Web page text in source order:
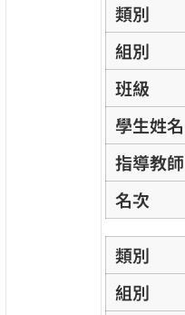
類別
組別
班級
學生姓名
指導教師
名次
類別
組別